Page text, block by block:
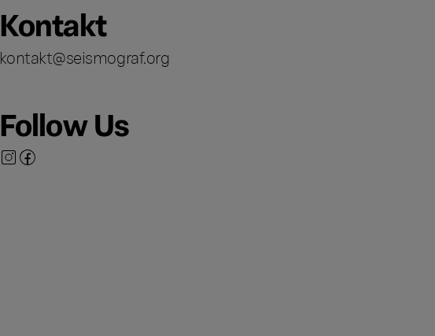
Kontakt
kontakt@seismograf.org
Follow Us